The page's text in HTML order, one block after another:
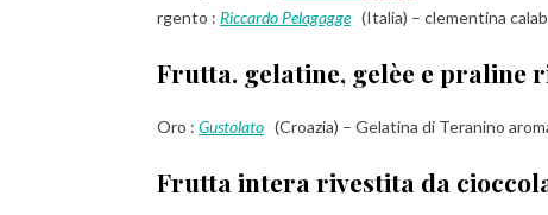
rgento : Riccardo Pelagagge(Italia) – clementina
Frutta. gelatine, gelèe e praline
Oro : Gustolato (Croazia) – Gelatina di Teranino
Frutta intera rivestita da